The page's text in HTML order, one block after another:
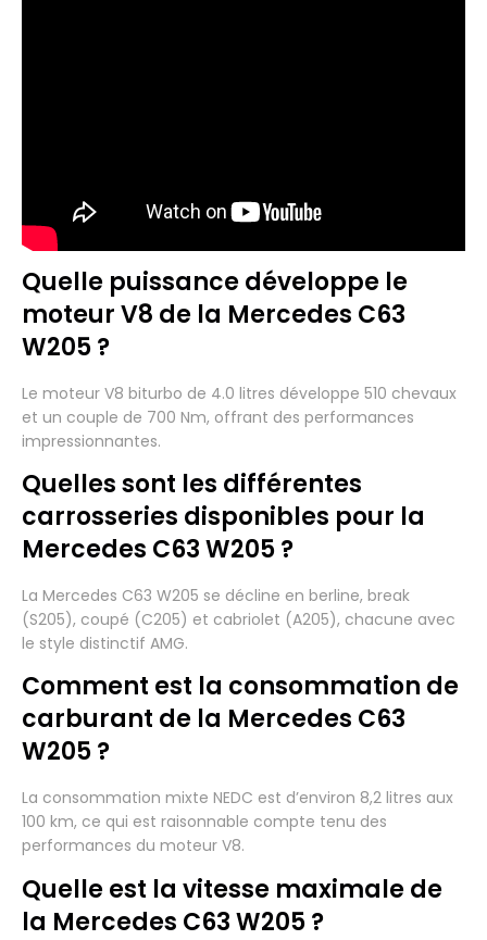
Quelle puissance développe le
moteur V8 de la Mercedes C63
W205 ?
Le moteur V8 biturbo de 4.0 litres développe 510 chevaux
et un couple de 700 Nm, offrant des performances
impressionnantes.
Quelles sont les différentes
carrosseries disponibles pour la
Mercedes C63 W205 ?
La Mercedes C63 W205 se décline en berline, break
(S205), coupé (C205) et cabriolet (A205), chacune avec
le style distinctif AMG.
Comment est la consommation de
carburant de la Mercedes C63
W205 ?
La consommation mixte NEDC est d’environ 8,2 litres aux
100 km, ce qui est raisonnable compte tenu des
performances du moteur V8.
Quelle est la vitesse maximale de
la Mercedes C63 W205 ?